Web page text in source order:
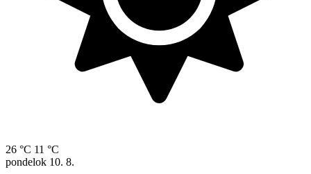
26 °C 11 °C
pondelok 10. 8.